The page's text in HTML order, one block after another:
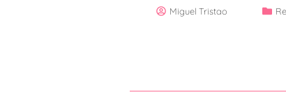
Miguel Tristao